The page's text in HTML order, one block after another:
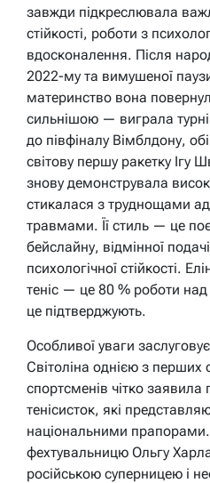
завжди підкреслювала
стійкості, роботи з
вдосконалення. Після
2022-му та вимушеної
материнство вона
сильнішою — виграла
до півфіналу Вімблдону,
світову першу ракетку Ігу
знову демонструвала
стикалася з труднощами
травмами. Її стиль — це
бейслайну, відмінної
психологічної стійкості.
теніс — це 80 % роботи над
це підтверджують.
Особливої уваги
Світоліна однією з перших
спортсменів чітко
тенісисток, які
національними
фехтувальницю Ольгу
російською суперницею і